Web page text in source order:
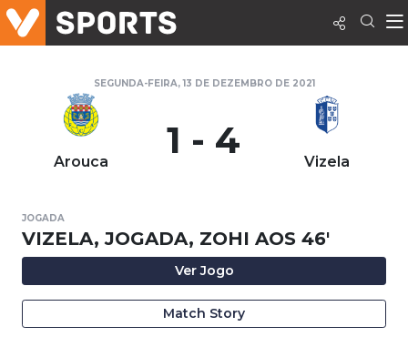
SEGUNDA-FEIRA, 13 DE DEZEMBRO DE 2021
Arouca 1 - 4 Vizela
JOGADA
VIZELA, JOGADA, ZOHI AOS 46'
Ver Jogo
Match Story